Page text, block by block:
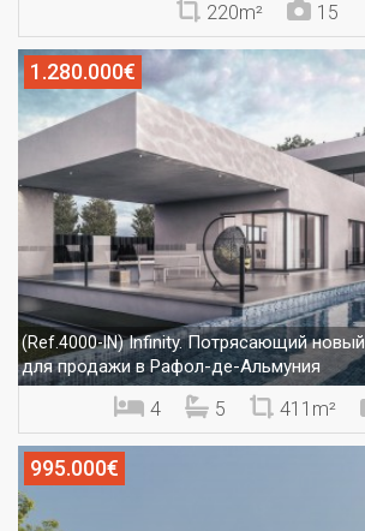
220m² 15
1.280.000€
(Ref.4000-IN)Infinity. Потрясающий
для продажи в Рафол-де-Альмуния
4 5 411m²
995.000€